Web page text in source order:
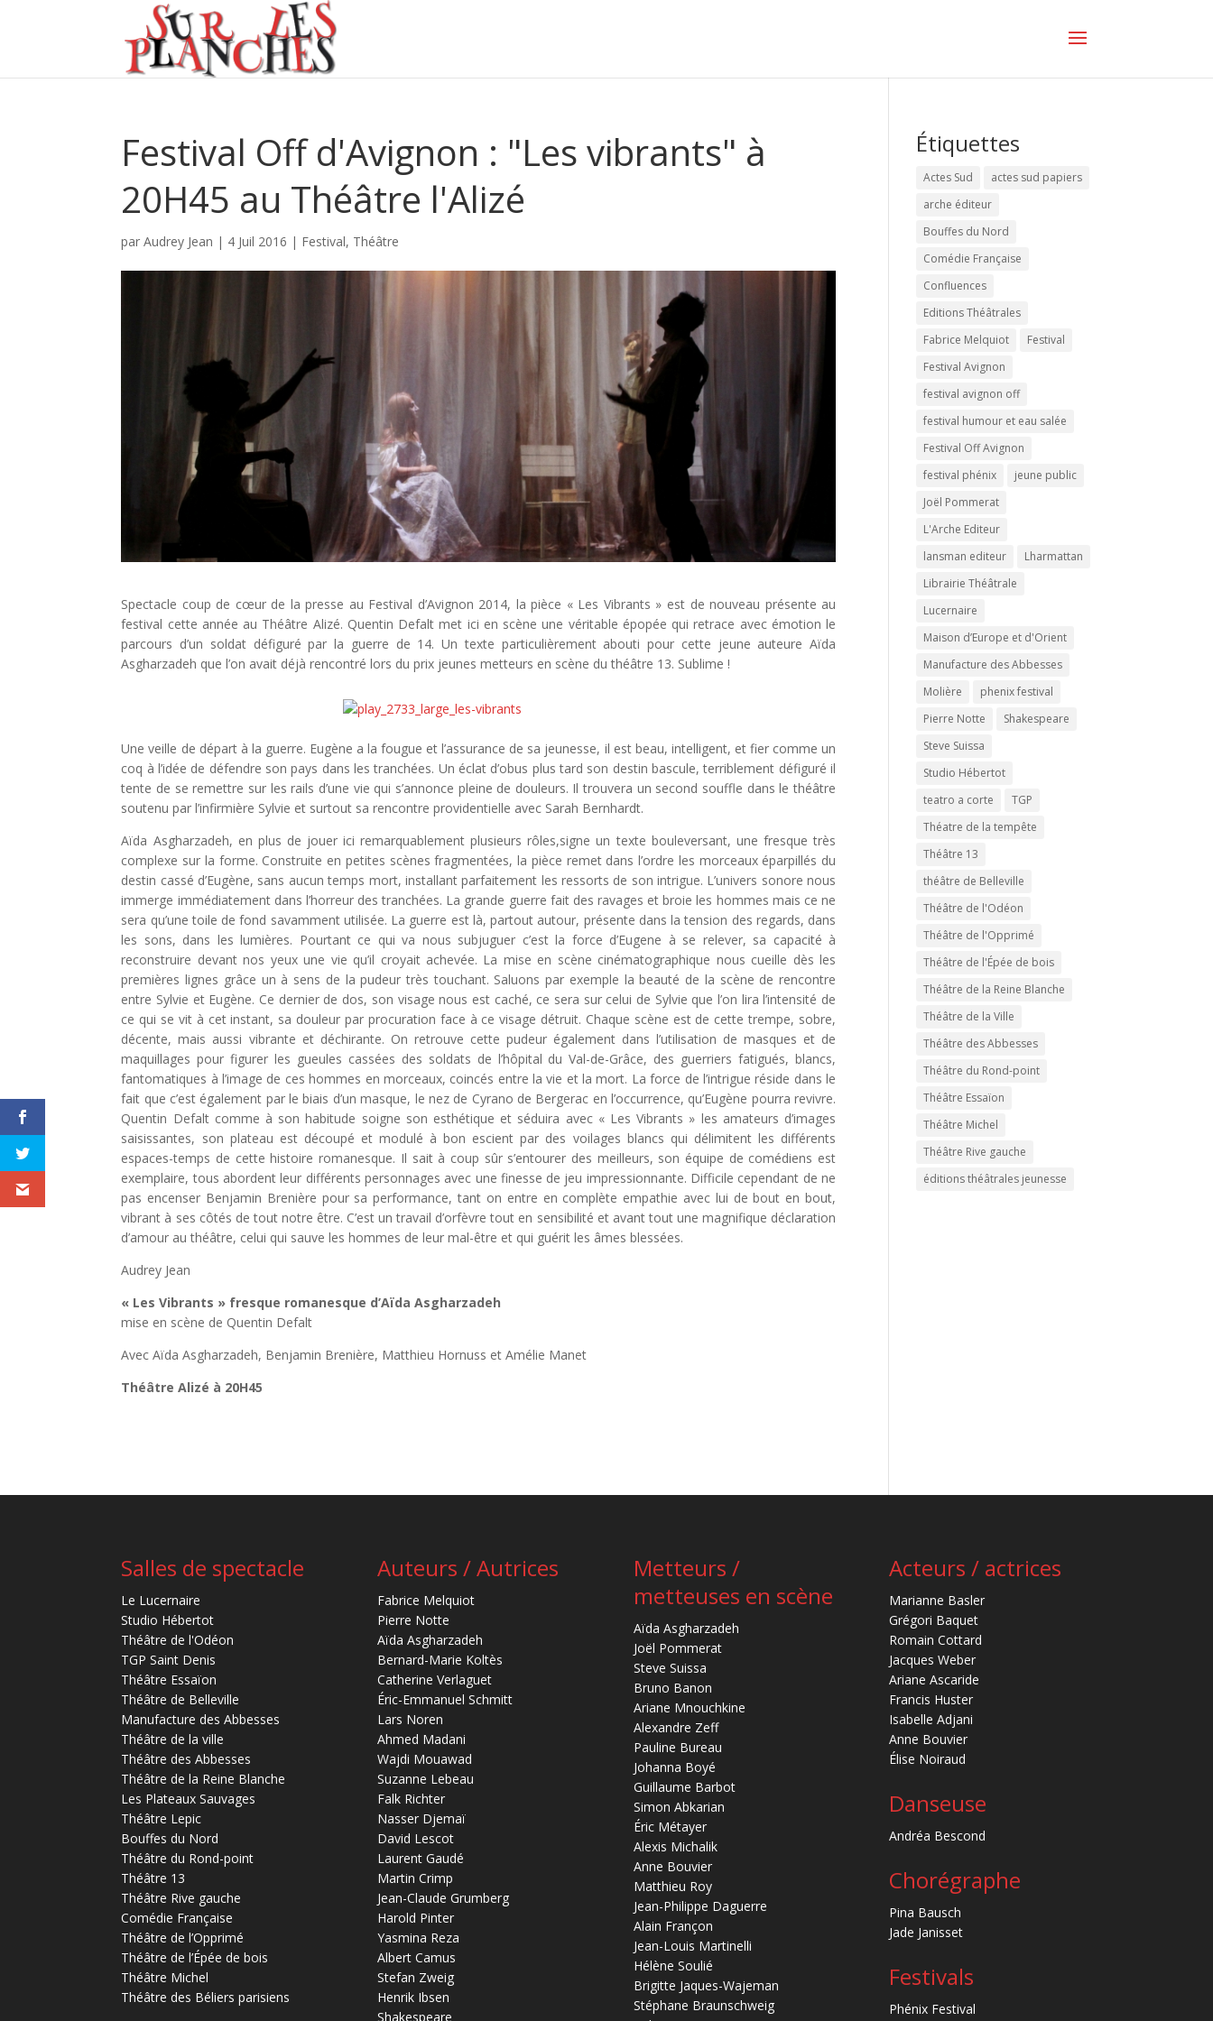
Festival Off d'Avignon : "Les vibrants" à
20H45 au Théâtre l'Alizé
parAudrey Jean | 4 Juil 2016 | Festival, Théâtre
Spectacle coup de cœur de la presse au Festival d’Avignon 2014, la pièce « Les Vibrants » est de nouveau présente au
festival cette année au Théâtre Alizé. Quentin Defalt met ici en scène une véritable épopée qui retrace avec émotion le
parcours d’un soldat défiguré par la guerre de 14. Un texte particulièrement abouti pour cette jeune auteure Aïda
Asgharzadeh que l’on avait déjà rencontré lors du prix jeunes metteurs en scène du théâtre 13. Sublime !
Une veille de départ à la guerre. Eugène a la fougue et l’assurance de sa jeunesse, il est beau, intelligent, et fier comme un
coq à l’idée de défendre son pays dans les tranchées. Un éclat d’obus plus tard son destin bascule, terriblement défiguré il
tente de se remettre sur les rails d’une vie qui s’annonce pleine de douleurs. Il trouvera un second souffle dans le théâtre
soutenu par l’infirmière Sylvie et surtout sa rencontre providentielle avec Sarah Bernhardt.
Aïda Asgharzadeh, en plus de jouer ici remarquablement plusieurs rôles,signe un texte bouleversant, une fresque très
complexe sur la forme. Construite en petites scènes fragmentées, la pièce remet dans l’ordre les morceaux éparpillés du
destin cassé d’Eugène, sans aucun temps mort, installant parfaitement les ressorts de son intrigue. L’univers sonore nous
immerge immédiatement dans l’horreur des tranchées. La grande guerre fait des ravages et broie les hommes mais ce ne
sera qu’une toile de fond savamment utilisée. La guerre est là, partout autour, présente dans la tension des regards, dans
les sons, dans les lumières. Pourtant ce qui va nous subjuguer c’est la force d’Eugene à se relever, sa capacité à
reconstruire devant nos yeux une vie qu’il croyait achevée. La mise en scène cinématographique nous cueille dès les
premières lignes grâce un à sens de la pudeur très touchant. Saluons par exemple la beauté de la scène de rencontre
entre Sylvie et Eugène. Ce dernier de dos, son visage nous est caché, ce sera sur celui de Sylvie que l’on lira l’intensité de
ce qui se vit à cet instant, sa douleur par procuration face à ce visage détruit. Chaque scène est de cette trempe, sobre,
décente, mais aussi vibrante et déchirante. On retrouve cette pudeur également dans l’utilisation de masques et de
maquillages pour figurer les gueules cassées des soldats de l’hôpital du Val-de-Grâce, des guerriers fatigués, blancs,
fantomatiques à l’image de ces hommes en morceaux, coincés entre la vie et la mort. La force de l’intrigue réside dans le
fait que c’est également par le biais d’un masque, le nez de Cyrano de Bergerac en l’occurrence, qu’Eugène pourra revivre.
Quentin Defalt comme à son habitude soigne son esthétique et séduira avec « Les Vibrants » les amateurs d’images
saisissantes, son plateau est découpé et modulé à bon escient par des voilages blancs qui délimitent les différents
espaces-temps de cette histoire romanesque. Il sait à coup sûr s’entourer des meilleurs, son équipe de comédiens est
exemplaire, tous abordent leur différents personnages avec une finesse de jeu impressionnante. Difficile cependant de ne
pas encenser Benjamin Brenière pour sa performance, tant on entre en complète empathie avec lui de bout en bout,
vibrant à ses côtés de tout notre être. C’est un travail d’orfèvre tout en sensibilité et avant tout une magnifique déclaration
d’amour au théâtre, celui qui sauve les hommes de leur mal-être et qui guérit les âmes blessées.
Audrey Jean
« Les Vibrants » fresque romanesque d’Aïda Asgharzadeh
mise en scène de Quentin Defalt
Avec Aïda Asgharzadeh, Benjamin Brenière, Matthieu Hornuss et Amélie Manet
Théâtre Alizé à 20H45
Étiquettes
Actes Sud
actes sud papiers
arche éditeur
Bouffes du Nord
Comédie Française
Confluences
Editions Théâtrales
Fabrice Melquiot
Festival
Festival Avignon
festival avignon off
festival humour et eau salée
Festival Off Avignon
festival phénix
jeune public
Joël Pommerat
L'Arche Editeur
lansman editeur
Lharmattan
Librairie Théâtrale
Lucernaire
Maison d’Europe et d'Orient
Manufacture des Abbesses
Molière
phenix festival
Pierre Notte
Shakespeare
Steve Suissa
Studio Hébertot
teatro a corte
TGP
Théatre de la tempête
Théâtre 13
théâtre de Belleville
Théâtre de l'Odéon
Théâtre de l'Opprimé
Théâtre de l'Épée de bois
Théâtre de la Reine Blanche
Théâtre de la Ville
Théâtre des Abbesses
Théâtre du Rond-point
Théâtre Essaïon
Théâtre Michel
Théâtre Rive gauche
éditions théâtrales jeunesse
Salles de spectacle
Le Lucernaire
Studio Hébertot
Théâtre de l'Odéon
TGP Saint Denis
Théâtre Essaïon
Théâtre de Belleville
Manufacture des Abbesses
Théâtre de la ville
Théâtre des Abbesses
Théâtre de la Reine Blanche
Les Plateaux Sauvages
Théâtre Lepic
Bouffes du Nord
Théâtre du Rond-point
Théâtre 13
Théâtre Rive gauche
Comédie Française
Théâtre de l’Opprimé
Théâtre de l’Épée de bois
Théâtre Michel
Théâtre des Béliers parisiens
Auteurs / Autrices
Fabrice Melquiot
Pierre Notte
Aïda Asgharzadeh
Bernard-Marie Koltès
Catherine Verlaguet
Éric-Emmanuel Schmitt
Lars Noren
Ahmed Madani
Wajdi Mouawad
Suzanne Lebeau
Falk Richter
Nasser Djemaï
David Lescot
Laurent Gaudé
Martin Crimp
Jean-Claude Grumberg
Harold Pinter
Yasmina Reza
Albert Camus
Stefan Zweig
Henrik Ibsen
Shakespeare
Metteurs /
metteuses en scène
Aïda Asgharzadeh
Joël Pommerat
Steve Suissa
Bruno Banon
Ariane Mnouchkine
Alexandre Zeff
Pauline Bureau
Johanna Boyé
Guillaume Barbot
Simon Abkarian
Éric Métayer
Alexis Michalik
Anne Bouvier
Matthieu Roy
Jean-Philippe Daguerre
Alain Françon
Jean-Louis Martinelli
Hélène Soulié
Brigitte Jaques-Wajeman
Stéphane Braunschweig
Acteurs / actrices
Marianne Basler
Grégori Baquet
Romain Cottard
Jacques Weber
Ariane Ascaride
Francis Huster
Isabelle Adjani
Anne Bouvier
Élise Noiraud
Danseuse
Andréa Bescond
Chorégraphe
Pina Bausch
Jade Janisset
Festivals
Phénix Festival